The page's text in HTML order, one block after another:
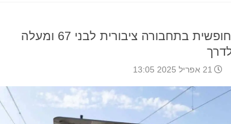
נסיעה חופשית בתחבורה ציבורית לבני 67 ומעלה
21 אפריל 2025 13:05